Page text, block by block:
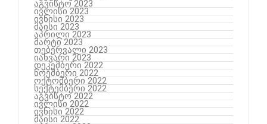
აგვისტო 2023
ივლისი 2023
ივნისი 2023
მაისი 2023
აპრილი 2023
მარტი 2023
თებერვალი 2023
იანვარი 2023
დეკემბერი 2022
ნოემბერი 2022
ოქტომბერი 2022
სექტემბერი 2022
აგვისტო 2022
ივლისი 2022
ივნისი 2022
მაისი 2022